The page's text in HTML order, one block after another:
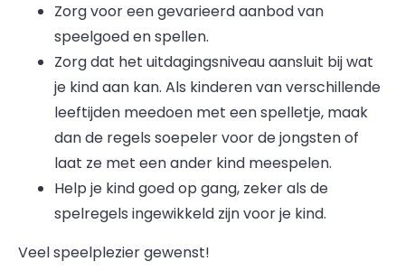
Zorg voor een gevarieerd aanbod van
speelgoed en spellen.
Zorg dat het uitdagingsniveau aansluit bij wat
je kind aan kan. Als kinderen van verschillende
leeftijden meedoen met een spelletje, maak
dan de regels soepeler voor de jongsten of
laat ze met een ander kind meespelen.
Help je kind goed op gang, zeker als de
spelregels ingewikkeld zijn voor je kind.
Veel speelplezier gewenst!